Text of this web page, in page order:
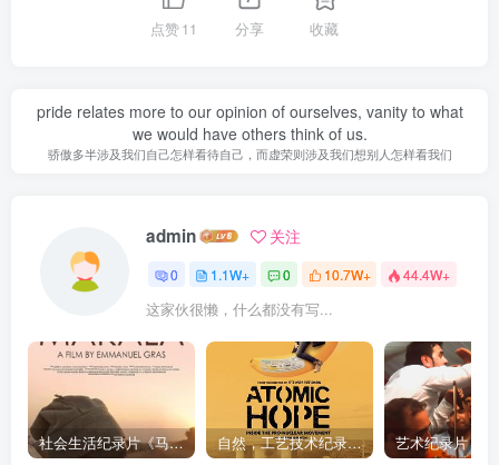
点赞11 分享 收藏
pride relates more to our opinion of ourselves, vanity to what
we would have others think of us.
骄傲多半涉及我们自己怎样看待自己，而虚荣则涉及我们想别人怎样看我们
admin 关注
0 1.1W+ 0 10.7W+ 44.4W+
这家伙很懒，什么都没有写...
社会生活纪录片《马加拉 Makala》下载 自然，工艺技术纪录片《原子能的希望 Atomic Hope – Inside the Pro-Nuclear Movement》下载